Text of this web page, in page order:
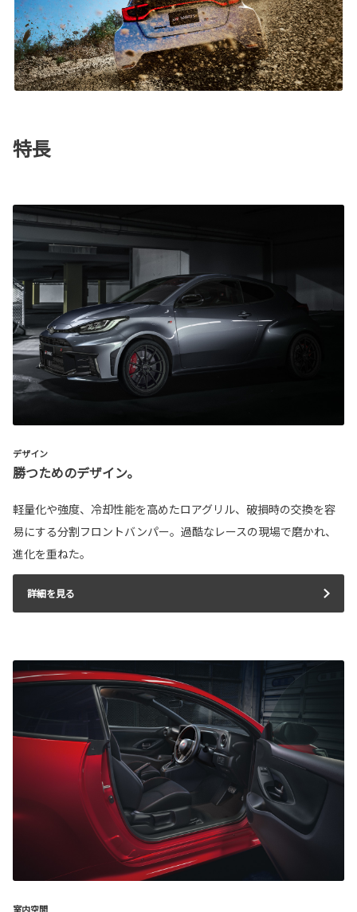
特長
デザイン
勝つためのデザイン。
軽量化や強度、冷却性能を高めたロアグリル、破損時の交換を容
易にする分割フロントバンパー。過酷なレースの現場で磨かれ、
進化を重ねた。
詳細を見る
室内空間